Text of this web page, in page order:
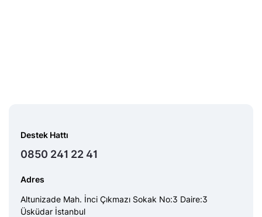
Destek Hattı
0850 241 22 41
Adres
Altunizade Mah. İnci Çıkmazı Sokak No:3 Daire:3
Üsküdar İstanbul